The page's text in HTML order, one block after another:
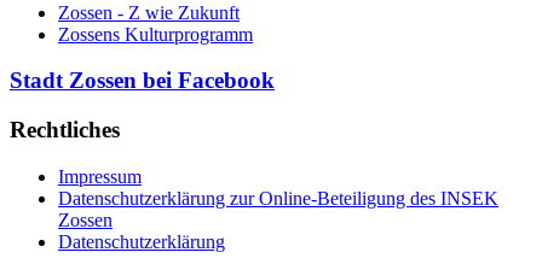
Zossen - Z wie Zukunft
Zossens Kulturprogramm
Stadt Zossen bei Facebook
Rechtliches
Impressum
Datenschutzerklärung zur Online-Beteiligung des INSEK
Zossen
Datenschutzerklärung